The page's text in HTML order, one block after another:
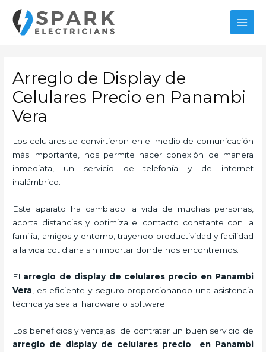
contenido
Arreglo de Display de
Celulares Precio en Panambi
Vera
Los celulares se convirtieron en el medio de comunicación
más importante, nos permite hacer conexión de manera
inmediata, un servicio de telefonía y de internet
inalámbrico.
Este aparato ha cambiado la vida de muchas personas,
acorta distancias y optimiza el contacto constante con la
familia, amigos y entorno, trayendo productividad y facilidad
a la vida cotidiana sin importar donde nos encontremos.
El arreglo de display de celulares precio en Panambi
Vera , es eficiente y seguro proporcionando una asistencia
técnica ya sea al hardware o software.
Los beneficios y ventajas de contratar un buen servicio de
arreglo de display de celulares precio
en Panambi